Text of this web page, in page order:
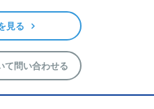
見る
て問い合わせる